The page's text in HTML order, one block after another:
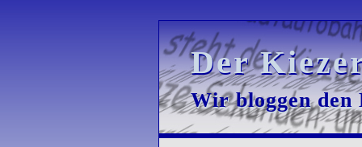
Der
Der
Wir bloggen den
Wir bloggen den